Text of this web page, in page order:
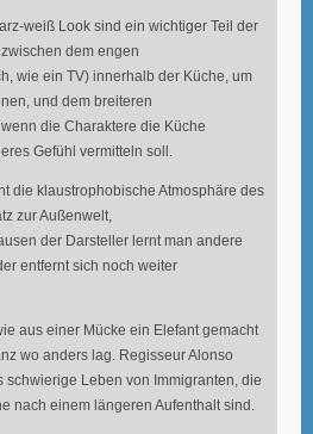
weiß Look sind ein wichtiger Teil der
dem engen
wie ein TV) innerhalb der Küche, um
und dem breiteren
die Charaktere die Küche
Gefühl vermitteln soll.
die klaustrophobische Atmosphäre des
zur Außenwelt,
der Darsteller lernt man andere
entfernt sich noch weiter
aus einer Mücke ein Elefant gemacht
wo anders lag. Regisseur Alonso
schwierige Leben von Immigranten, die
nach einem längeren Aufenthalt sind.